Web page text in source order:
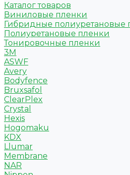
Каталог товаров
Виниловые пленки
Гибридные полиуретановые
Полиуретановые пленки
Тонировочные пленки
3M
ASWF
Avery
Bodyfence
Bruxsafol
ClearPlex
Crystal
Hexis
Hogomaku
KDX
Llumar
Membrane
NAR